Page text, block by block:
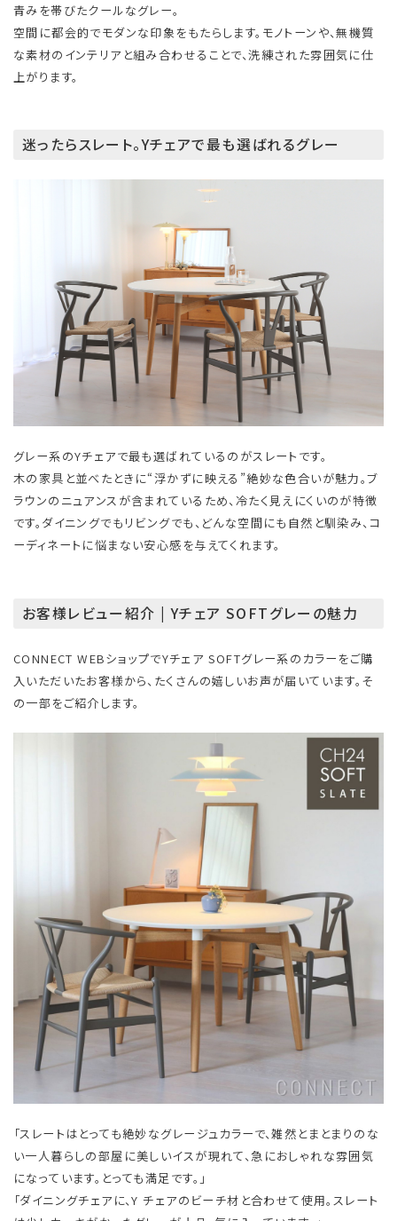
青みを帯びたクールなグレー。
空間に都会的でモダンな印象をもたらします。モノトーンや、無機質
な素材のインテリアと組み合わせることで、洗練された雰囲気に仕
上がります。
迷ったらスレート。Yチェアで最も選ばれるグレー
グレー系のYチェアで最も選ばれているのがスレートです。
木の家具と並べたときに“浮かずに映える”絶妙な色合いが魅力。ブ
ラウンのニュアンスが含まれているため、冷たく見えにくいのが特徴
です。ダイニングでもリビングでも、どんな空間にも自然と馴染み、コ
ーディネートに悩まない安心感を与えてくれます。
お客様レビュー紹介 | Yチェア SOFTグレーの魅力
CONNECT WEBショップでYチェア SOFTグレー系のカラーをご購
入いただいたお客様から、たくさんの嬉しいお声が届いています。そ
の一部をご紹介します。
「スレートはとっても絶妙なグレージュカラーで、雑然とまとまりのな
い一人暮らしの部屋に美しいイスが現れて、急におしゃれな雰囲気
になっています。とっても満足です。」
「ダイニングチェアに、Y チェアのビーチ材と合わせて使用。スレート